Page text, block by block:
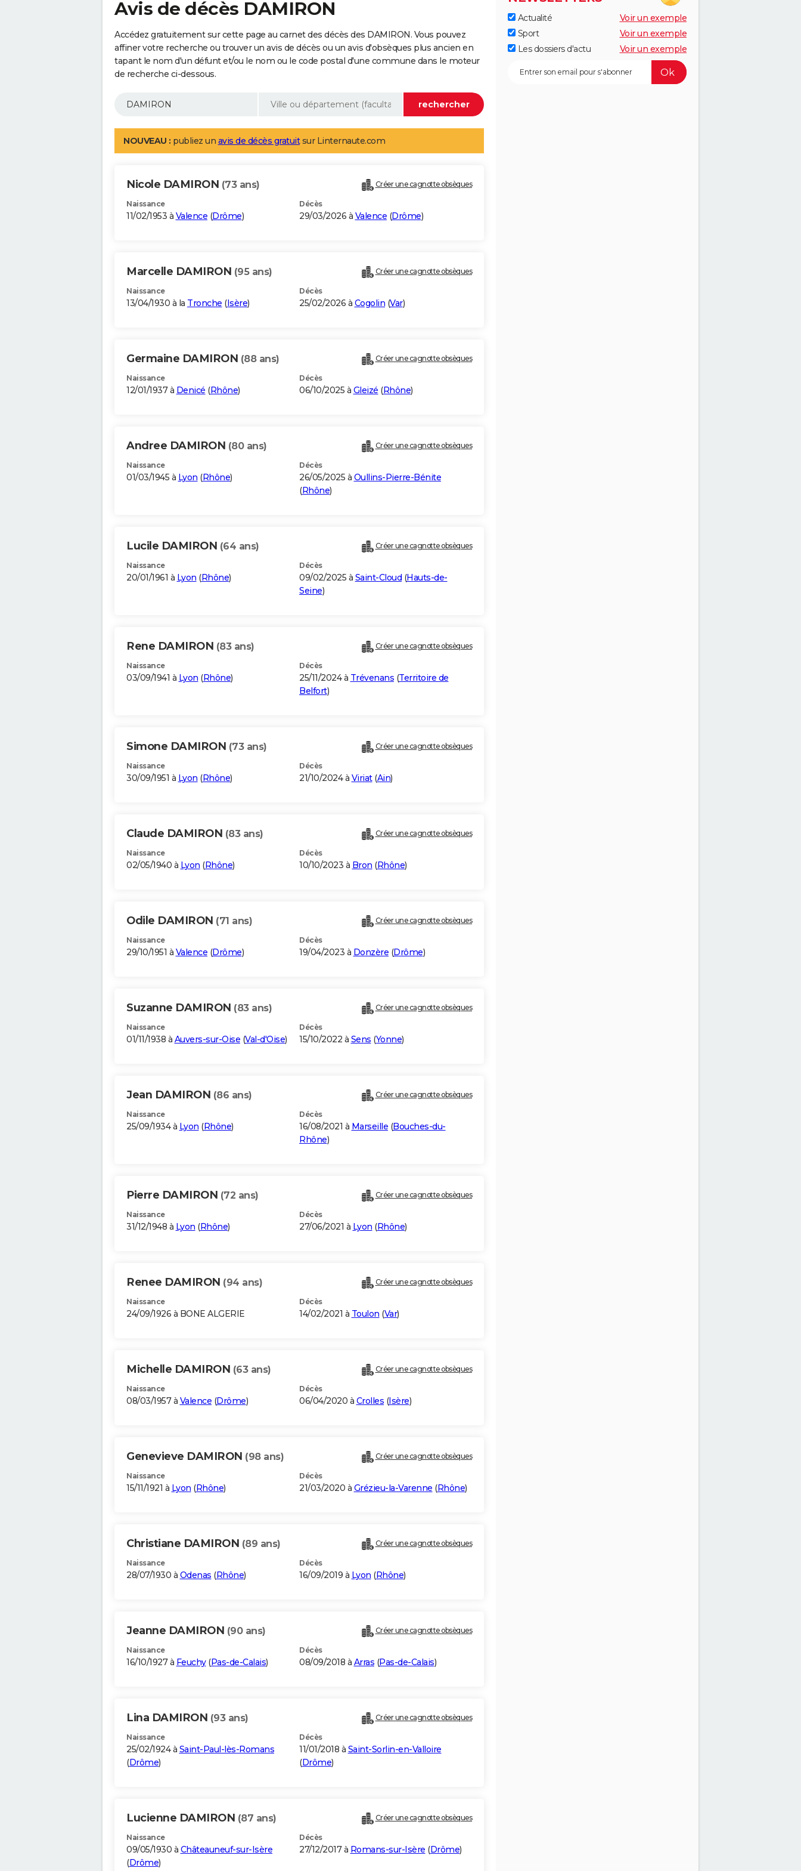
Avis de décès DAMIRON
Accédez gratuitement sur cette page au carnet des décès des DAMIRON. Vous pouvez
affiner votre recherche ou trouver un avis de décès ou un avis d'obsèques plus ancien en
tapant le nom d'un défunt et/ou le nom ou le code postal d'une commune dans le moteur
de recherche ci-dessous.
NOUVEAU : publiez un avis de décès gratuitsur Linternaute.com
Nicole DAMIRON (73 ans) Créer une cagnotte obsèques
Naissance
11/02/1953 à Valence (Drôme)
Décès
29/03/2026 à Valence (Drôme)
Marcelle DAMIRON (95 ans) Créer une cagnotte obsèques
Naissance
13/04/1930 à la Tronche (Isère)
Décès
25/02/2026 à Cogolin (Var)
Germaine DAMIRON (88 ans) Créer une cagnotte obsèques
Naissance
12/01/1937 à Denicé (Rhône)
Décès
06/10/2025 à Gleizé (Rhône)
Andree DAMIRON (80 ans) Créer une cagnotte obsèques
Naissance
01/03/1945 à Lyon (Rhône)
Décès
26/05/2025 à Oullins-Pierre-Bénite
(Rhône)
Lucile DAMIRON (64 ans) Créer une cagnotte obsèques
Naissance
20/01/1961 à Lyon (Rhône)
Décès
09/02/2025 à Saint-Cloud (Hauts-de-
Seine)
Rene DAMIRON (83 ans) Créer une cagnotte obsèques
Naissance
03/09/1941 à Lyon (Rhône)
Décès
25/11/2024 à Trévenans (Territoire de
Belfort)
Simone DAMIRON (73 ans) Créer une cagnotte obsèques
Naissance
30/09/1951 à Lyon (Rhône)
Décès
21/10/2024 à Viriat(Ain)
Claude DAMIRON (83 ans) Créer une cagnotte obsèques
Naissance
02/05/1940 à Lyon (Rhône)
Décès
10/10/2023 à Bron (Rhône)
Odile DAMIRON (71 ans) Créer une cagnotte obsèques
Naissance
29/10/1951 à Valence (Drôme)
Décès
19/04/2023 à Donzère (Drôme)
Suzanne DAMIRON (83 ans) Créer une cagnotte obsèques
Naissance
01/11/1938 à Auvers-sur-Oise (Val-d'Oise)
Décès
15/10/2022 à Sens (Yonne)
Jean DAMIRON (86 ans) Créer une cagnotte obsèques
Naissance
25/09/1934 à Lyon (Rhône)
Décès
16/08/2021 à Marseille (Bouches-du-
Rhône)
Pierre DAMIRON (72 ans) Créer une cagnotte obsèques
Naissance
31/12/1948 à Lyon (Rhône)
Décès
27/06/2021 à Lyon (Rhône)
Renee DAMIRON (94 ans) Créer une cagnotte obsèques
Naissance
24/09/1926 à BONE ALGERIE
Décès
14/02/2021 à Toulon (Var)
Michelle DAMIRON (63 ans) Créer une cagnotte obsèques
Naissance
08/03/1957 à Valence (Drôme)
Décès
06/04/2020 à Crolles (Isère)
Genevieve DAMIRON (98 ans) Créer une cagnotte obsèques
Naissance
15/11/1921 à Lyon (Rhône)
Décès
21/03/2020 à Grézieu-la-Varenne (Rhône)
Christiane DAMIRON (89 ans) Créer une cagnotte obsèques
Naissance
28/07/1930 à Odenas (Rhône)
Décès
16/09/2019 à Lyon (Rhône)
Jeanne DAMIRON (90 ans) Créer une cagnotte obsèques
Naissance
16/10/1927 à Feuchy(Pas-de-Calais)
Décès
08/09/2018 à Arras (Pas-de-Calais)
Lina DAMIRON (93 ans) Créer une cagnotte obsèques
Naissance
25/02/1924 à Saint-Paul-lès-Romans
(Drôme)
Décès
11/01/2018 à Saint-Sorlin-en-Valloire
(Drôme)
Lucienne DAMIRON (87 ans) Créer une cagnotte obsèques
Naissance
09/05/1930 à Châteauneuf-sur-Isère
(Drôme)
Décès
27/12/2017 à Romans-sur-Isère (Drôme)
Actualité
Voir un exemple
Sport
Voir un exemple
Les dossiers d'actu
Voir un exemple